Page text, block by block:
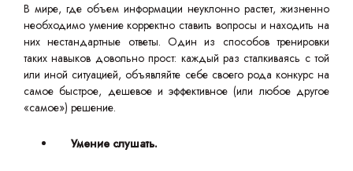
В мире, где объем информации неуклонно растет, жизненно
необходимо умение корректно ставить вопросы и находить на
них нестандартные ответы. Один из способов тренировки
таких навыков довольно прост: каждый раз сталкиваясь с той
или иной ситуацией, объявляйте себе своего рода конкурс на
самое быстрое, дешевое и эффективное (или любое другое
«самое») решение.
Умение слушать.